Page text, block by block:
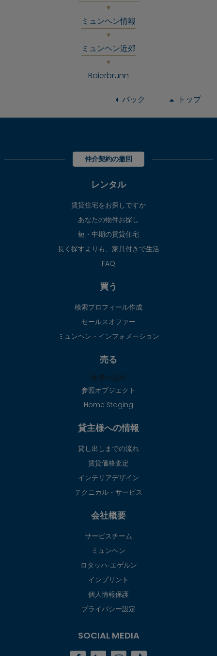
ミュンヘン情報
ミュンヘン近郊
Baierbrunn
バック トップ
仲介契約の撤回
レンタル
賃貸住宅をお探しですか
あなたの物件お探し
短・中期の賃貸住宅
長く探すよりも、家具付きで生活
FAQ
買う
検索プロフィール作成
セールスオファー
ミュンヘン・インフォメーション
売る
販売の成功
参照オブジェクト
Home Staging
貸主様への情報
貸し出しまでの流れ
賃貸価格査定
インテリアデザイン
テクニカル・サービス
会社概要
サービスチーム
ミュンヘン
ロタッハ‐エゲルン
インプリント
個人情報保護
プライバシー設定
SOCIAL MEDIA